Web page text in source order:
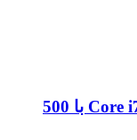
لپ‌تاپ استوک E540 لنوو Core i7-4702MQ با 500